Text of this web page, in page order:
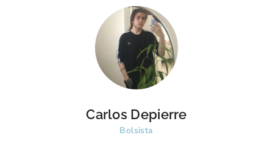
Carlos Depierre
Bolsista